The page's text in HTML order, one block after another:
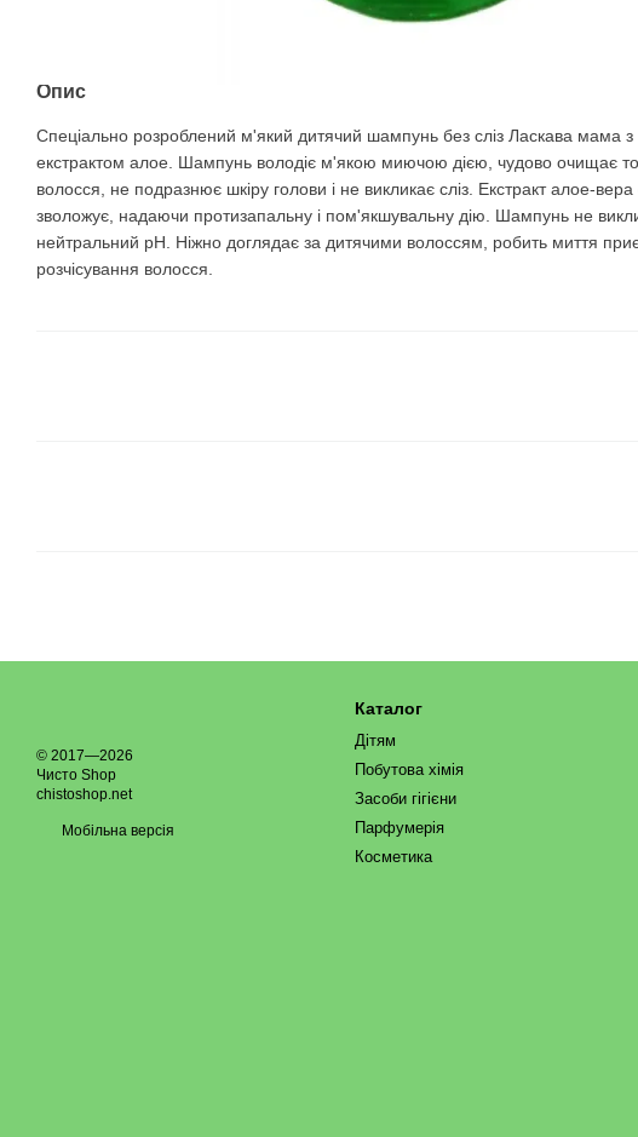
Опис
Спеціально розроблений м'який дитячий шампунь без сліз Ласкава мама
екстрактом алое. Шампунь володіє м'якою миючою дією, чудово очищає
волосся, не подразнює шкіру голови і не викликає сліз. Екстракт алое-
зволожує, надаючи протизапальну і пом'якшувальну дію. Шампунь не
нейтральний рН. Ніжно доглядає за дитячими волоссям, робить миття
розчісування волосся.
© 2017—2026
Чисто Shop
chistoshop.net
Мобільна версія
Каталог
Дітям
Побутова хімія
Засоби гігієни
Парфумерія
Косметика